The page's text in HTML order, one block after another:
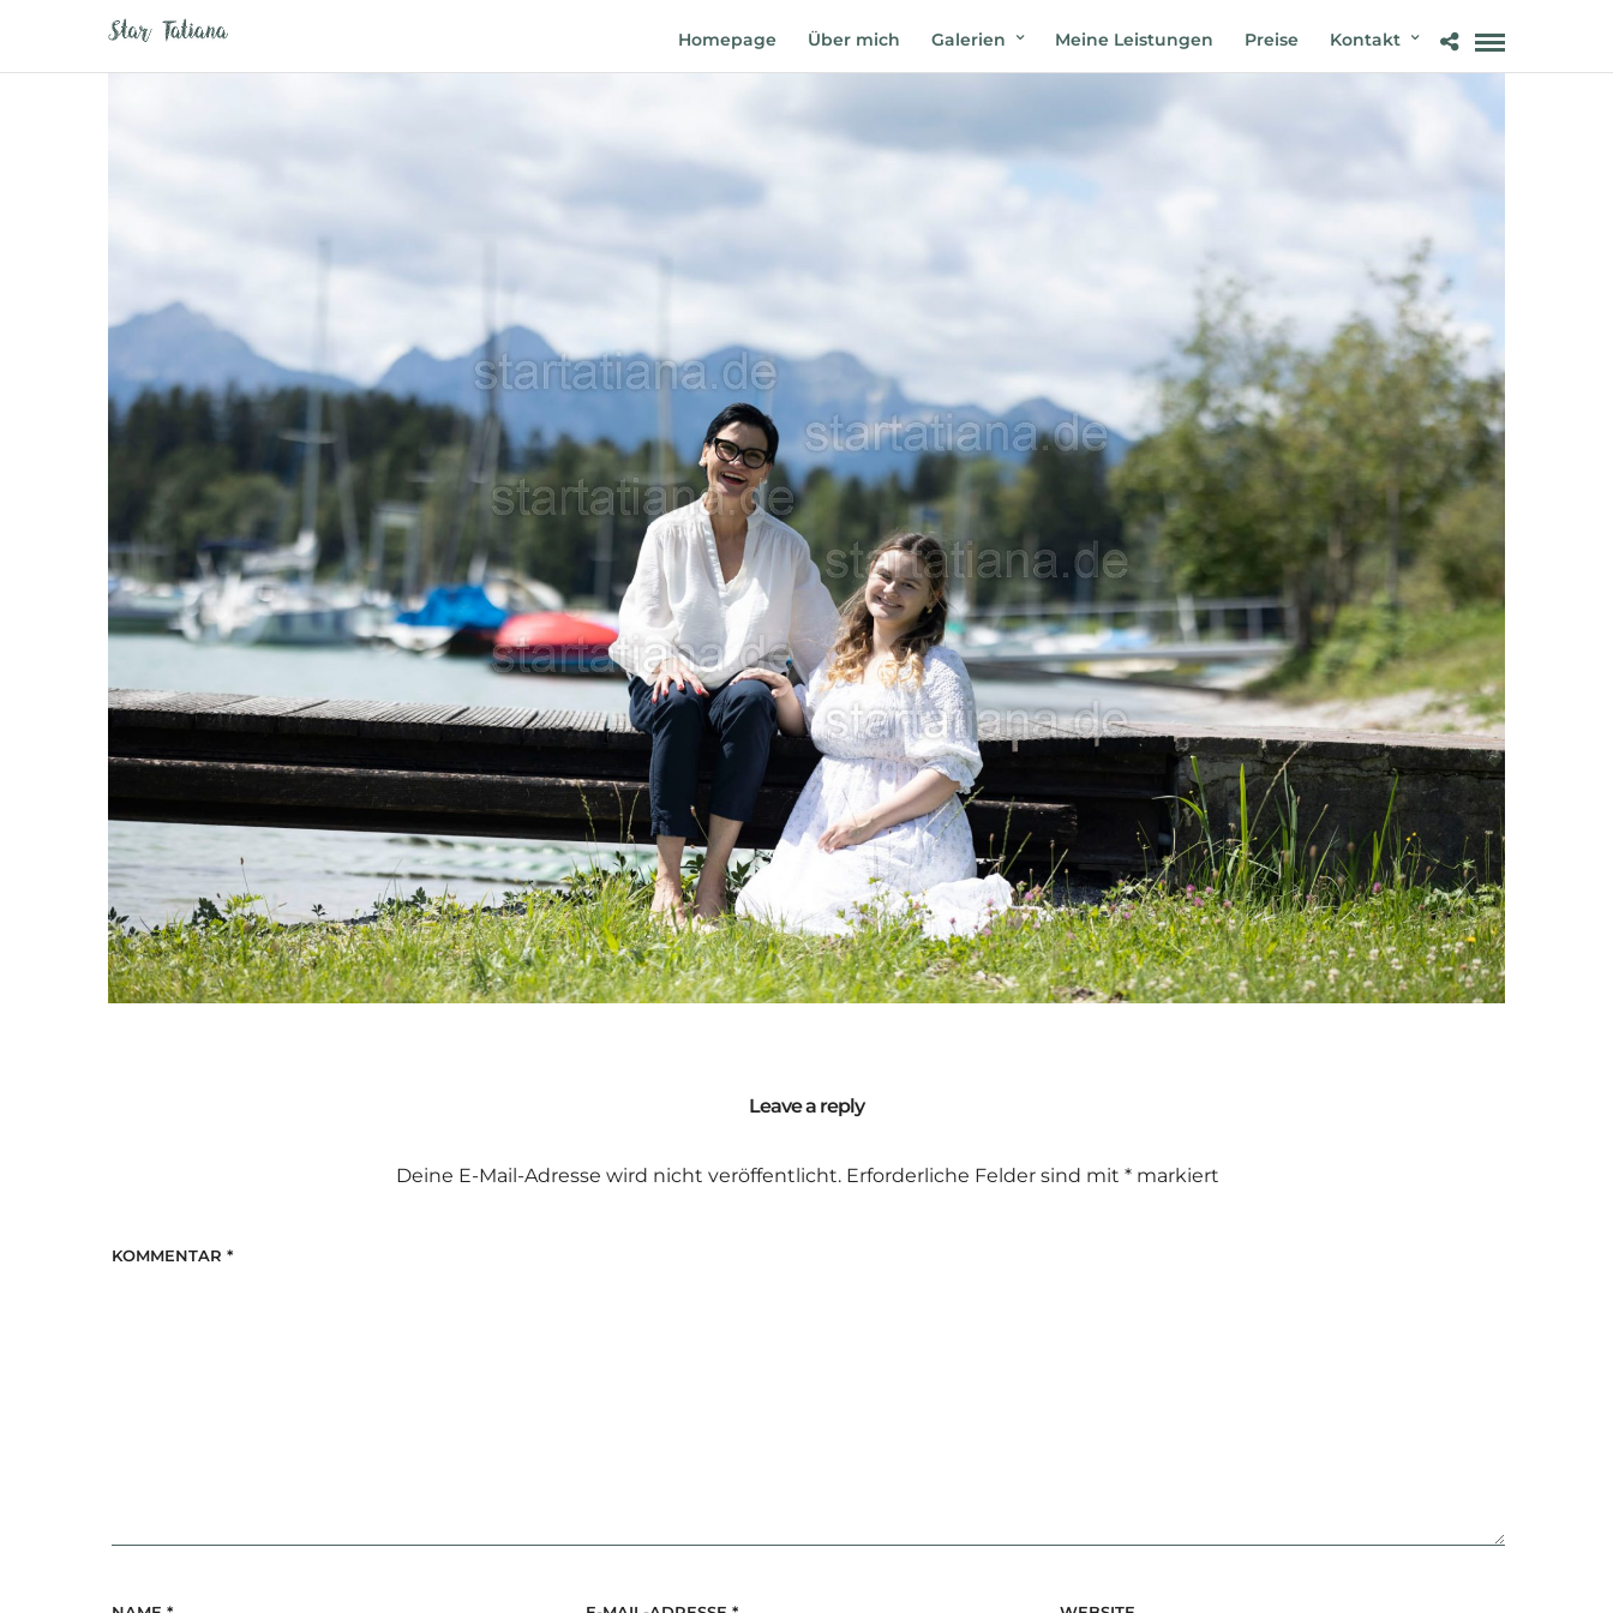
Homepage Über mich Galerien Meine Leistungen Preise Kontakt
Leave a reply
Deine E-Mail-Adresse wird nicht veröffentlicht. Erforderliche Felder sind mit* markiert
KOMMENTAR *